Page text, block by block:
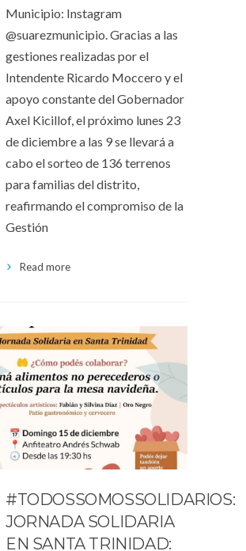
Municipio: Instagram
@suarezmunicipio. Gracias a las
gestiones realizadas por el
Intendente Ricardo Moccero y el
apoyo constante del Gobernador
Axel Kicillof, el próximo lunes 23
de diciembre a las 9 se llevará a
cabo el sorteo de 136 terrenos
para familias del distrito,
reafirmando el compromiso de la
Gestión
Read more
#TODOSSOMOSSOLIDARIOS:
JORNADA SOLIDARIA
EN SANTA TRINIDAD: